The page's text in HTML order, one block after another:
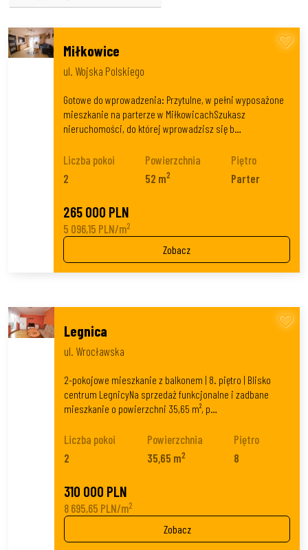
Miłkowice
ul. Wojska Polskiego
Gotowe do wprowadzenia: Przytulne, w pełni wyposażone
mieszkanie na parterze w MiłkowicachSzukasz
nieruchomości, do której wprowadzisz się b…
Liczba pokoi
2
Powierzchnia
52 m2
Piętro
Parter
265 000 PLN
5 096,15 PLN/m2
Zobacz
Legnica
ul. Wrocławska
2-pokojowe mieszkanie z balkonem | 8. piętro | Blisko
centrum LegnicyNa sprzedaż funkcjonalne i zadbane
mieszkanie o powierzchni 35,65 m², p…
Liczba pokoi
2
Powierzchnia
35,65 m2
Piętro
8
310 000 PLN
8 695,65 PLN/m2
Zobacz